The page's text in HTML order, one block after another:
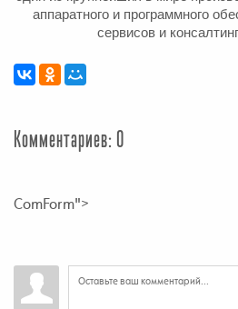
аппаратного и программного
сервисов и
Комментариев: 0
ComForm">